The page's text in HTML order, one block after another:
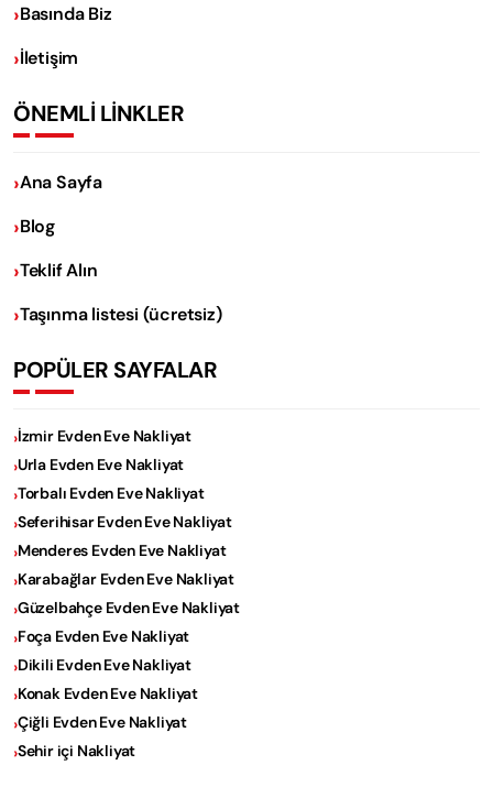
Basında Biz
İletişim
ÖNEMLİ LİNKLER
Ana Sayfa
Blog
Teklif Alın
Taşınma listesi (ücretsiz)
POPÜLER SAYFALAR
İzmir Evden Eve Nakliyat
Urla Evden Eve Nakliyat
Torbalı Evden Eve Nakliyat
Seferihisar Evden Eve Nakliyat
Menderes Evden Eve Nakliyat
Karabağlar Evden Eve Nakliyat
Güzelbahçe Evden Eve Nakliyat
Foça Evden Eve Nakliyat
Dikili Evden Eve Nakliyat
Konak Evden Eve Nakliyat
Çiğli Evden Eve Nakliyat
Sehir içi Nakliyat